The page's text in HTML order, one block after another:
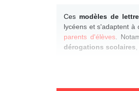
Ces modèles de
lycéens et s'adaptent à
parents d'élèves.
dérogations scolaires